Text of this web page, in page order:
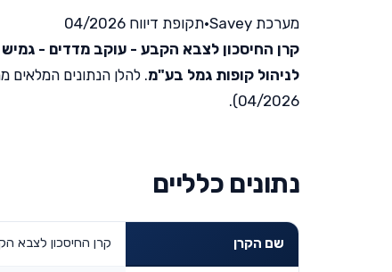
מערכת Savey •תקופת דיווח 04/2026
קרן החיסכון לצבא הקבע - עוקב מדדים - גמיש
לניהול קופות גמל בע"מ. להלן הנתונים המלאים
04/2026).
נתונים כלליים
שם הקרן קרן החיסכון לצבא